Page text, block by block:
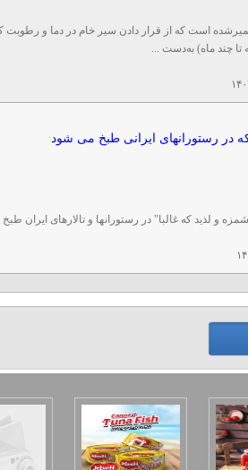
است که از قرار دادن سیر خام در دما و رطوبت
تا چند ماه) به‌دست ...
۱۸
و لذید که غالبا" در رستورانها و تالارهای ایران
۳